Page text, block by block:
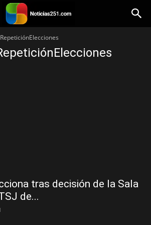
tras decisión de la Sala
de...